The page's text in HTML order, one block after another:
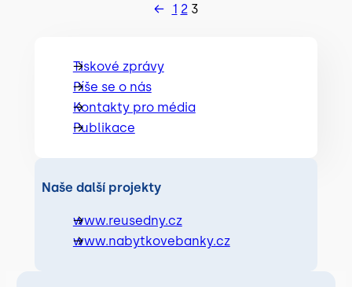
← 1 2 3
Tiskové zprávy
Píše se o nás
Kontakty pro média
Publikace
Naše další projekty
www.reusedny.cz
www.nabytkovebanky.cz